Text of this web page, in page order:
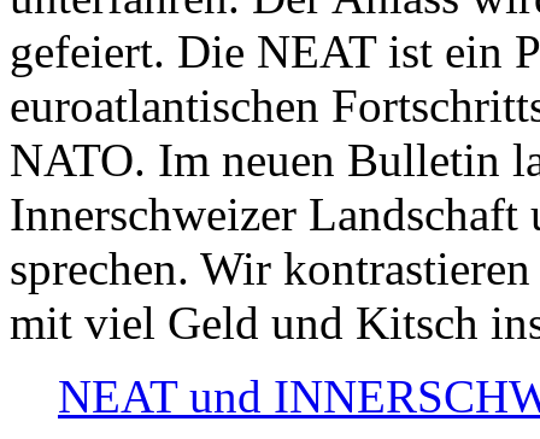
gefeiert. Die NEAT ist ein
euroatlantischen
NATO. Im neuen Bulletin
Innerschweizer
sprechen. Wir
mit viel Geld und Kitsch
NEAT und